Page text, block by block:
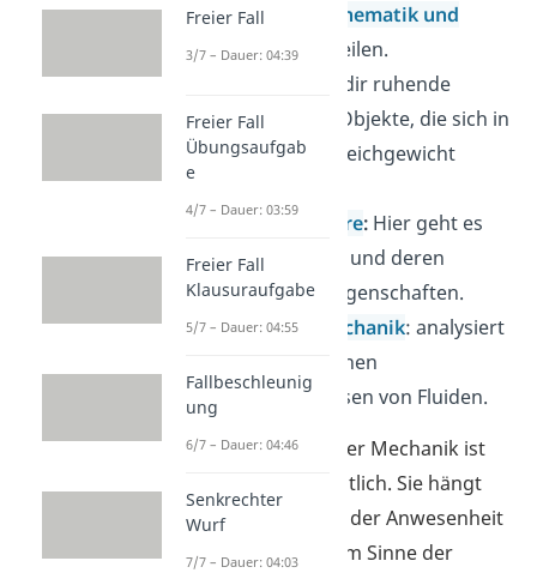
sich grob in
Kinematik und
Kinetikunterteilen.
Erklärt dir ruhende
physikalische Objekte, die sich in
einem Kräftegleichgewicht
Festigkeitslehre:Hier geht es
um Materalien und deren
spezifischen Eigenschaften.
Strömungsmechanik: analysiert
die physikalischen
Verhaltensweisen von Fluiden.
Die Unterteilung der Mechanik ist
nicht immer einheitlich. Sie hängt
davon ab, ob nach der Anwesenheit
von Kräftenoder im Sinne der
Freier Fall
3/7 – Dauer: 04:39
Freier Fall
Übungsaufgab
e
4/7 – Dauer: 03:59
Freier Fall
Klausuraufgabe
5/7 – Dauer: 04:55
Fallbeschleunig
ung
6/7 – Dauer: 04:46
Senkrechter
Wurf
7/7 – Dauer: 04:03